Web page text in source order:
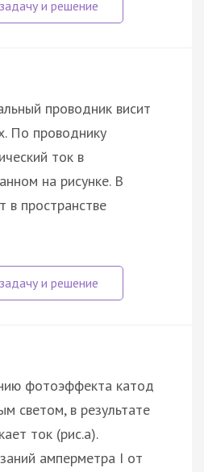
проводник висит
По проводнику
ток в
на рисунке. В
в пространстве
фотоэффекта катод
светом, в результате
ток (рис.а).
амперметра I от